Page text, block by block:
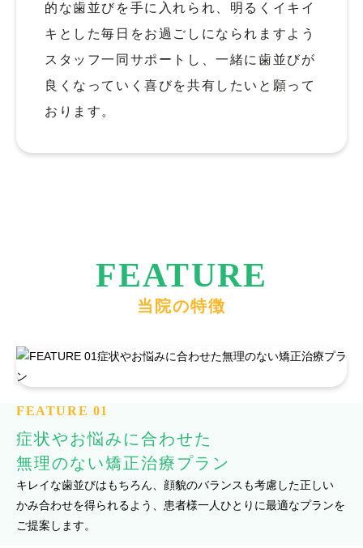
的な歯並びを手に入れられ、明るくイキイ
キとした毎日をお過ごしになられますよう
スタッフ一同サポートし、一緒に歯並びが
良くなっていく喜びを共有したいと願って
おります。
FEATURE
当院の特徴
FEATURE 01
症状やお悩みに合わせた
無理のない矯正治療プラン
キレイな歯並びはもちろん、顔貌のバランスも考慮した正しい
かみ合わせを得られるよう、患者様一人ひとりに最適なプランを
ご提案します。